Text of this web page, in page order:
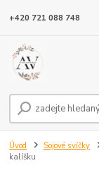
+420 721 088 748
Úvod Sojové svíčky
kalíšku